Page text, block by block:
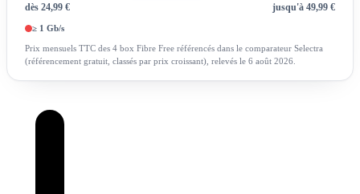
dès 24,99 € jusqu'à 49,99 €
≥ 1 Gb/s
Prix mensuels TTC des 4 box Fibre Free référencés dans le comparateur Selectra
(référencement gratuit, classés par prix croissant), relevés le 6 août 2026.